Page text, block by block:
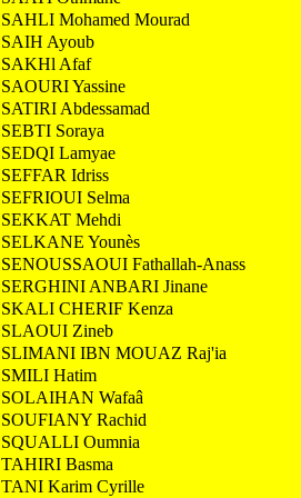
SAHLI Mohamed Mourad
SAIH Ayoub
SAKHl Afaf
SAOURI Yassine
SATIRI Abdessamad
SEBTI Soraya
SEDQI Lamyae
SEFFAR Idriss
SEFRIOUI Selma
SEKKAT Mehdi
SELKANE Younès
SENOUSSAOUI Fathallah-Anass
SERGHINI ANBARI Jinane
SKALI CHERIF Kenza
SLAOUI Zineb
SLIMANI IBN MOUAZ Raj'ia
SMILI Hatim
SOLAIHAN Wafaâ
SOUFIANY Rachid
SQUALLI Oumnia
TAHIRI Basma
TANI Karim Cyrille